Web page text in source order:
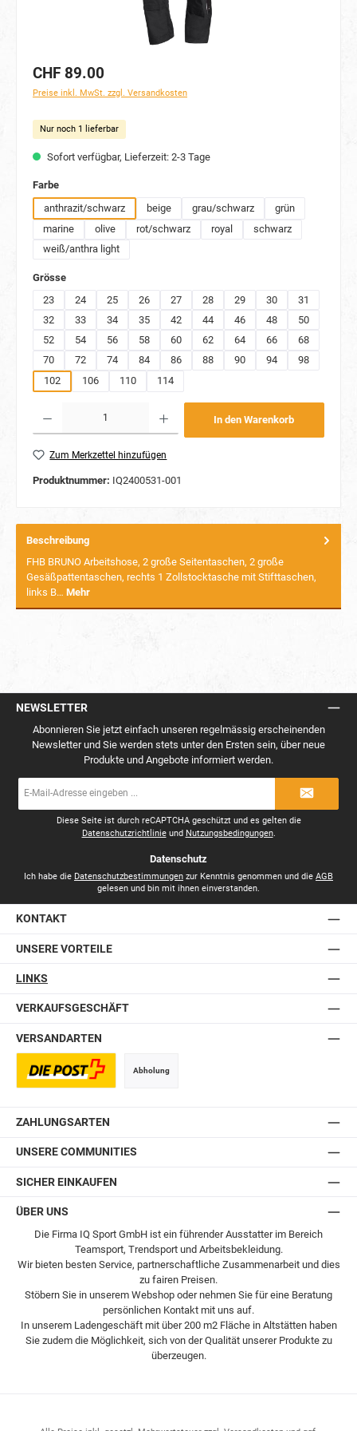
CHF 89.00
Preise inkl. MwSt. zzgl. Versandkosten
Nur noch 1 lieferbar
Sofort verfügbar, Lieferzeit: 2-3 Tage
Farbeauswählen
anthrazit/schwarz
beige grau/schwarz
grün
marine
olive rot/schwarz royal
schwarz
weiß/anthra light
Grösseauswählen
23
24 25 26 27 28 29 30
31
32
33 34 35 42 44 46 48
50
52
54 56 58 60 62 64 66
68
70
72 74 84 86 88 90 94
98
102
106 110 114
In den Warenkorb
Zum Merkzettel hinzufügen
Produktnummer: IQ2400531-001
Beschreibung
FHB BRUNO Arbeitshose, 2 große Seitentaschen, 2 große
Gesäßpattentaschen, rechts 1 Zollstocktasche mit Stifttaschen,
links B… Mehr
NEWSLETTER
Abonnieren Sie jetzt einfach unseren regelmässig erscheinenden
Newsletter und Sie werden stets unter den Ersten sein, über neue
Produkte und Angebote informiert werden.
Mail-
Diese Seite ist durch reCAPTCHA geschützt und es gelten die
Datenschutzrichtlinieund Nutzungsbedingungen.
Datenschutz
Ich habe die Datenschutzbestimmungen zur Kenntnis genommen und die AGB
gelesen und bin mit ihnen einverstanden.
KONTAKT
UNSERE VORTEILE
LINKS
VERKAUFSGESCHÄFT
VERSANDARTEN
Abholung
ZAHLUNGSARTEN
UNSERE COMMUNITIES
SICHER EINKAUFEN
ÜBER UNS
Die Firma IQ Sport GmbH ist ein führender Ausstatter im Bereich
Teamsport, Trendsport und Arbeitsbekleidung.
Wir bieten besten Service, partnerschaftliche Zusammenarbeit und dies
zu fairen Preisen.
Stöbern Sie in unserem Webshop oder nehmen Sie für eine Beratung
persönlichen Kontakt mit uns auf.
In unserem Ladengeschäft mit über 200 m2 Fläche in Altstätten haben
Sie zudem die Möglichkeit, sich von der Qualität unserer Produkte zu
überzeugen.